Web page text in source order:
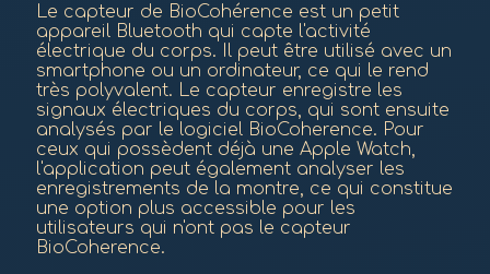
Le capteur de BioCohérence est un petit
appareil Bluetooth qui capte l'activité
électrique du corps. Il peut être utilisé avec un
smartphone ou un ordinateur, ce qui le rend
très polyvalent. Le capteur enregistre les
signaux électriques du corps, qui sont ensuite
analysés par le logiciel BioCoherence. Pour
ceux qui possèdent déjà une Apple Watch,
l'application peut également analyser les
enregistrements de la montre, ce qui constitue
une option plus accessible pour les
utilisateurs qui n'ont pas le capteur
BioCoherence.